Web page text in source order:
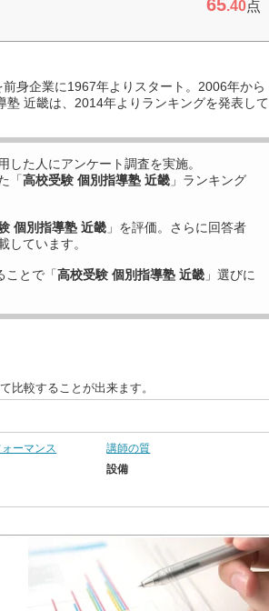
65.40点
身企業に1967年よりスタート。2006年から
近畿は、2014年よりランキングを発表して
した 人にアンケート調査を実施。
「高校受験 個別指導塾 近畿 」ランキング
個別指導塾 近畿 」を評価。さらに回答者
しています。
ことで「高校受験 個別指導塾 近畿 」選びに
比較することが出来ます。
ーマンス
講師の質
設備